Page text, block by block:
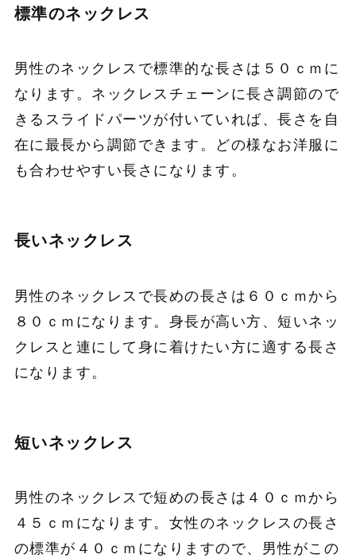
標準のネックレス
男性のネックレスで標準的な長さは５０ｃｍに
なります。ネックレスチェーンに長さ調節ので
きるスライドパーツが付いていれば、長さを自
在に最長から調節できます。どの様なお洋服に
も合わせやすい長さになります。
長いネックレス
男性のネックレスで長めの長さは６０ｃｍから
８０ｃｍになります。身長が高い方、短いネッ
クレスと連にして身に着けたい方に適する長さ
になります。
短いネックレス
男性のネックレスで短めの長さは４０ｃｍから
４５ｃｍになります。女性のネックレスの長さ
の標準が４０ｃｍになりますので、男性がこの